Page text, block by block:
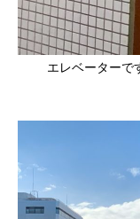
エレベーターで